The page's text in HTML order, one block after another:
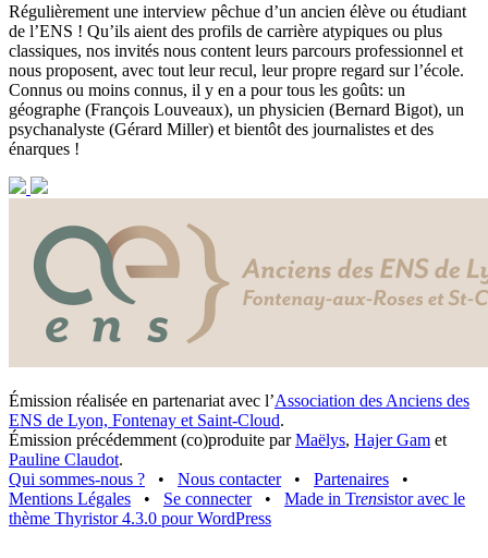
Régulièrement une interview pêchue d’un ancien élève ou étudiant
de l’ENS ! Qu’ils aient des profils de carrière atypiques ou plus
classiques, nos invités nous content leurs parcours professionnel et
nous proposent, avec tout leur recul, leur propre regard sur l’école.
Connus ou moins connus, il y en a pour tous les goûts: un
géographe (François Louveaux), un physicien (Bernard Bigot), un
psychanalyste (Gérard Miller) et bientôt des journalistes et des
énarques !
Émission réalisée en partenariat avec l’Association des Anciens des
ENS de Lyon, Fontenay et Saint-Cloud.
Émission précédemment (co)produite parMaëlys, Hajer Gam et
Pauline Claudot.
Qui sommes-nous ?
• Nous contacter • Partenaires
•
Mentions Légales
• Se connecter • Made in Trensistor avec le
thème Thyristor 4.3.0 pour WordPress